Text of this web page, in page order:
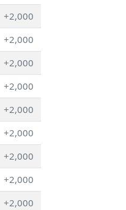
+2,000
+2,000
+2,000
+2,000
+2,000
+2,000
+2,000
+2,000
+2,000